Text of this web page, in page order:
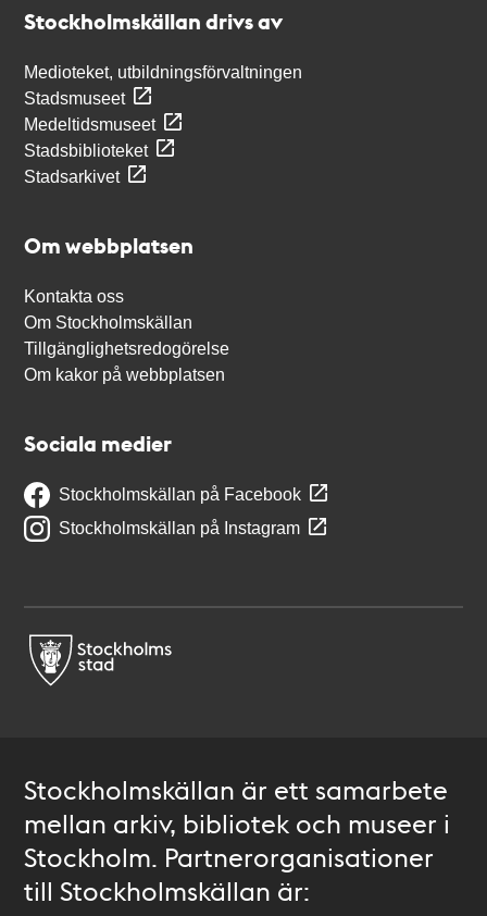
Stockholmskällan drivs av
Medioteket, utbildningsförvaltningen
Stadsmuseet
Medeltidsmuseet
Stadsbiblioteket
Stadsarkivet
Om webbplatsen
Kontakta oss
Om Stockholmskällan
Tillgänglighetsredogörelse
Om kakor på webbplatsen
Sociala medier
Stockholmskällan på Facebook
Stockholmskällan på Instagram
Stockholmskällan är ett samarbete
mellan arkiv, bibliotek och museer i
Stockholm. Partnerorganisationer
till Stockholmskällan är: